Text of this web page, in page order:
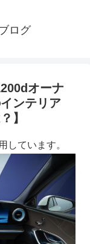
ログ
オーナ
ンテリア
】
しています。